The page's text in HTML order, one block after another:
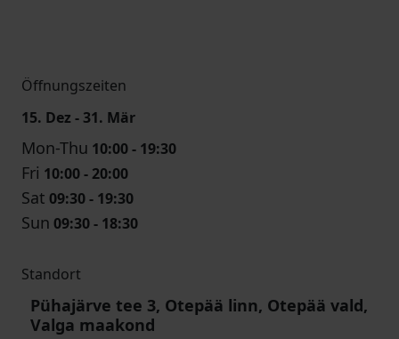
Öffnungszeiten
15. Dez - 31. Mär
Mon-Thu 10:00 - 19:30
Fri 10:00 - 20:00
Sat 09:30 - 19:30
Sun 09:30 - 18:30
Standort
Pühajärve tee 3, Otepää linn, Otepää vald,
Valga maakond